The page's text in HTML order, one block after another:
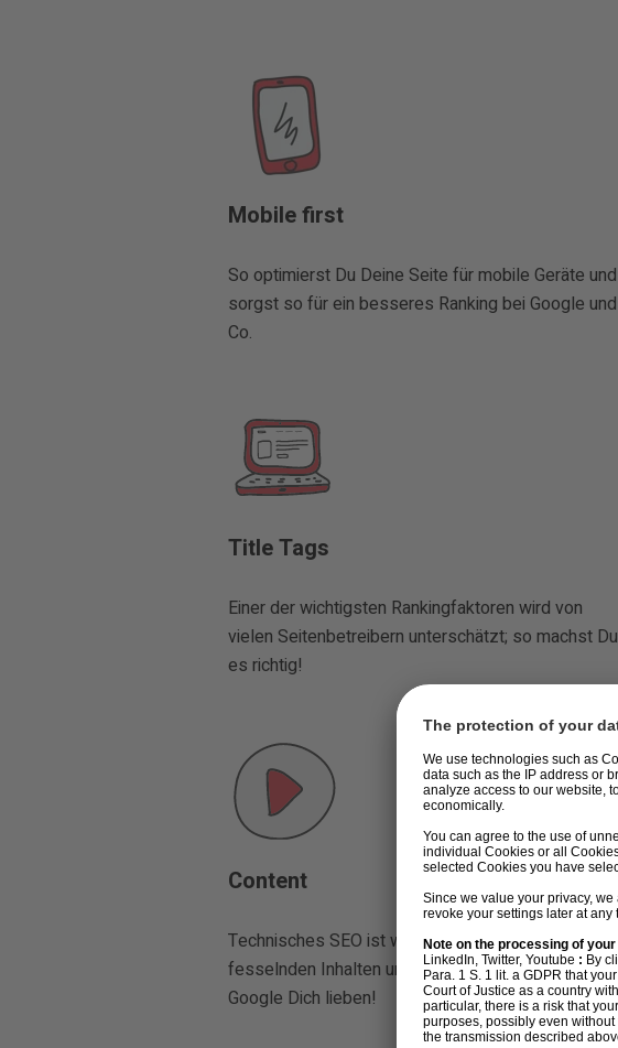
Mobile first
So optimierst Du Deine Seite für mobile Geräte und
sorgst so für ein besseres Ranking bei Google und
Co.
Title Tags
Einer der wichtigsten Rankingfaktoren wird von
vielen Seitenbetreibern unterschätzt; so machst Du
es richtig!
Content
Technisches SEO ist wichtig, aber nur mit
fesselnden Inhalten und echtem Mehrwert wird
Google Dich lieben!